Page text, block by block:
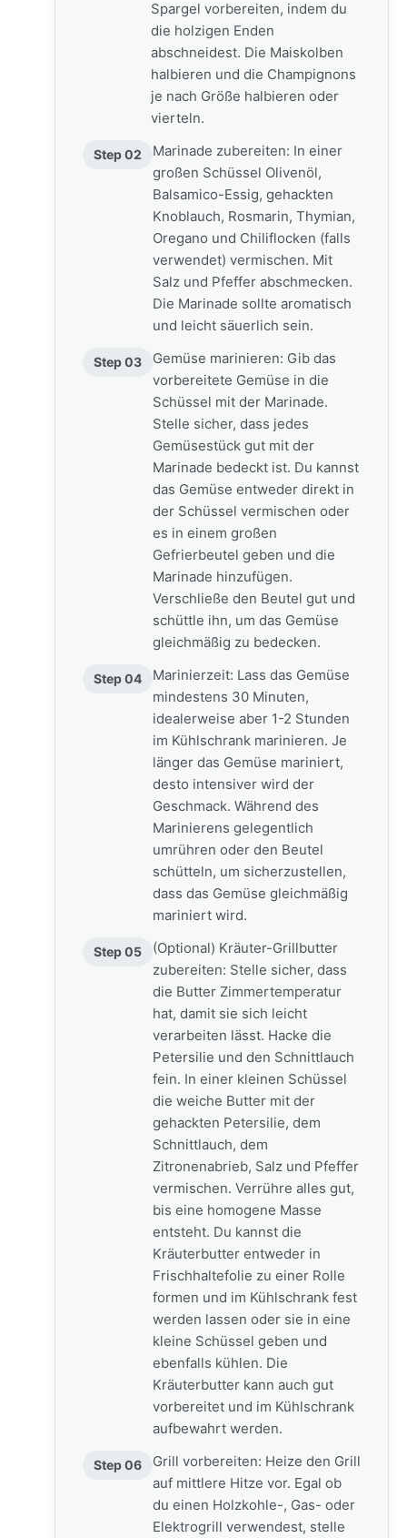
Spargel vorbereiten, indem du
die holzigen Enden
abschneidest. Die Maiskolben
halbieren und die Champignons
je nach Größe halbieren oder
vierteln.
Step 02
Marinade zubereiten: In einer
großen Schüssel Olivenöl,
Balsamico-Essig, gehackten
Knoblauch, Rosmarin, Thymian,
Oregano und Chiliflocken (falls
verwendet) vermischen. Mit
Salz und Pfeffer abschmecken.
Die Marinade sollte aromatisch
und leicht säuerlich sein.
Step 03
Gemüse marinieren: Gib das
vorbereitete Gemüse in die
Schüssel mit der Marinade.
Stelle sicher, dass jedes
Gemüsestück gut mit der
Marinade bedeckt ist. Du kannst
das Gemüse entweder direkt in
der Schüssel vermischen oder
es in einem großen
Gefrierbeutel geben und die
Marinade hinzufügen.
Verschließe den Beutel gut und
schüttle ihn, um das Gemüse
gleichmäßig zu bedecken.
Step 04
Marinierzeit: Lass das Gemüse
mindestens 30 Minuten,
idealerweise aber 1-2 Stunden
im Kühlschrank marinieren. Je
länger das Gemüse mariniert,
desto intensiver wird der
Geschmack. Während des
Marinierens gelegentlich
umrühren oder den Beutel
schütteln, um sicherzustellen,
dass das Gemüse gleichmäßig
mariniert wird.
Step 05
(Optional) Kräuter-Grillbutter
zubereiten: Stelle sicher, dass
die Butter Zimmertemperatur
hat, damit sie sich leicht
verarbeiten lässt. Hacke die
Petersilie und den Schnittlauch
fein. In einer kleinen Schüssel
die weiche Butter mit der
gehackten Petersilie, dem
Schnittlauch, dem
Zitronenabrieb, Salz und Pfeffer
vermischen. Verrühre alles gut,
bis eine homogene Masse
entsteht. Du kannst die
Kräuterbutter entweder in
Frischhaltefolie zu einer Rolle
formen und im Kühlschrank fest
werden lassen oder sie in eine
kleine Schüssel geben und
ebenfalls kühlen. Die
Kräuterbutter kann auch gut
vorbereitet und im Kühlschrank
aufbewahrt werden.
Step 06
Grill vorbereiten: Heize den Grill
auf mittlere Hitze vor. Egal ob
du einen Holzkohle-, Gas- oder
Elektrogrill verwendest, stelle